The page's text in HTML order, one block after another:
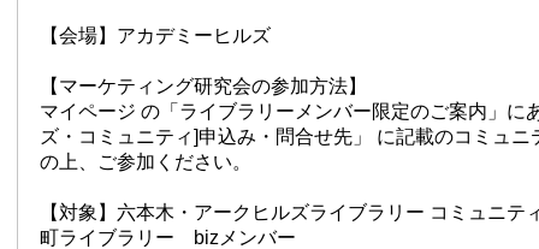
【会場】アカデミーヒルズ
【マーケティング研究会の参加方法】
マイページ の「ライブラリーメンバー限定のご案内」に
ズ・コミュニティ]申込み・問合せ先」 に記載のコミュニ
の上、ご参加ください。
【対象】六本木・アークヒルズライブラリー コミュニテ
町ライブラリー bizメンバー